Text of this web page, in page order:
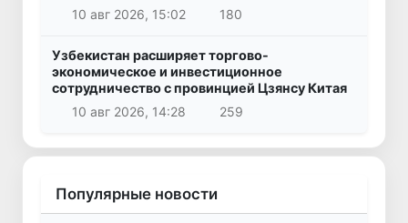
10 авг 2026, 15:02
180
Узбекистан расширяет торгово-
экономическое и инвестиционное
сотрудничество с провинцией Цзянсу Китая
10 авг 2026, 14:28
259
Популярные новости